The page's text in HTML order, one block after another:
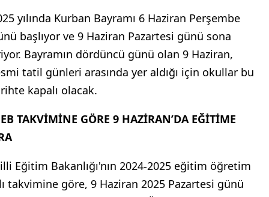
yılında Kurban Bayramı 6 Haziran Perşembe
başlıyor ve 9 Haziran Pazartesi günü sona
Bayramın dördüncü günü olan 9 Haziran,
tatil günleri arasında yer aldığı için okullar bu
kapalı olacak.
TAKVİMİNE GÖRE 9 HAZİRAN’DA EĞİTİME
Eğitim Bakanlığı'nın 2024-2025 eğitim öğretim
takvimine göre, 9 Haziran 2025 Pazartesi günü